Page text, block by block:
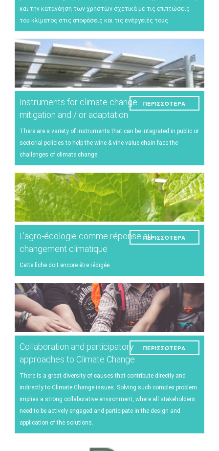
Παράσιτα και ασθένειες
Διαχείριση αμπελώνα
Τεχνικές οινοποιήσης
Διαχείριση μετεωρολογικών γεγονότων
Άλλα
και την κατανόηση των χρηστών σχετικά με τις επιπτώσεις
του κλίματος στις αποφάσεις και τις ενέργειές τους.
Instruments for climate change
mitigation and / or adaptation
There are a variety of instruments that can be integrated in public or
sectorial policies to help the wine & vine value chain face the
challenges of climate change
ΠΕΡΙΣΣΌΤΕΡΑ
L'agro-écologie comme réponse au
changement climatique
Cette fiche doit encore être rédigée
ΠΕΡΙΣΣΌΤΕΡΑ
Collaboration and participatory
approaches to Climate Change
There is a great diversity of causes that contribute directly and
indirectly to Climate Change issues. Solving such complex problem
implies a strong collaborative environment, where all stakeholders
need to be actively engaged and participate in the design and
application of the solutions.
ΠΕΡΙΣΣΌΤΕΡΑ